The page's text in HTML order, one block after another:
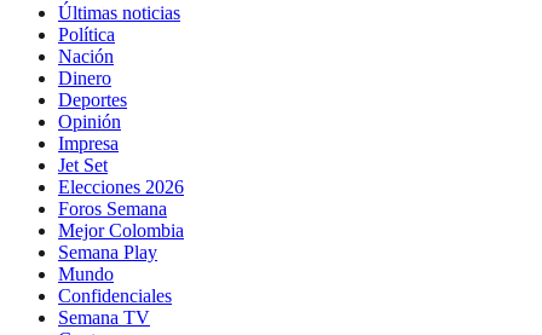
Últimas noticias
Política
Nación
Dinero
Deportes
Opinión
Impresa
Jet Set
Elecciones 2026
Foros Semana
Mejor Colombia
Semana Play
Mundo
Confidenciales
Semana TV